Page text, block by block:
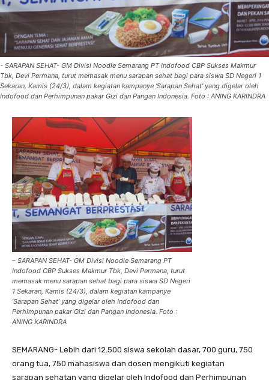
- SARAPAN SEHAT- GM Divisi Noodle Semarang PT Indofood CBP Sukses Makmur
Tbk, Devi Permana, turut memasak menu sarapan sehat bagi para siswa SD Negeri 1
Sekaran, Kamis (24/3), dalam kegiatan kampanye 'Sarapan Sehat' yang digelar oleh
Indofood dan Perhimpunan pakar Gizi dan Pangan Indonesia. Foto : ANING KARINDRA
– SARAPAN SEHAT- GM Divisi Noodle Semarang PT
Indofood CBP Sukses Makmur Tbk, Devi Permana, turut
memasak menu sarapan sehat bagi para siswa SD Negeri
1 Sekaran, Kamis (24/3), dalam kegiatan kampanye
‘Sarapan Sehat’ yang digelar oleh Indofood dan
Perhimpunan pakar Gizi dan Pangan Indonesia. Foto :
ANING KARINDRA
SEMARANG- Lebih dari 12.500 siswa sekolah dasar, 700 guru, 750
orang tua, 750 mahasiswa dan dosen mengikuti kegiatan
sarapan sehatan yang digelar oleh Indofood dan Perhimpunan